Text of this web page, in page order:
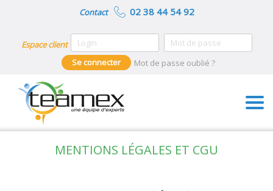
Contact 02 38 44 54 92
Espace client
Mot de passe oublié ?
MENTIONS LÉGALES ET CGU